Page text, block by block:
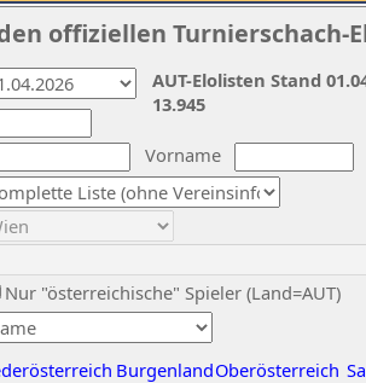
offiziellen Turnierschach-
Vorname
Nur "österreichische" Spieler (Land=AUT)
BurgenlandOberösterreich
AUT-Elolisten Stand
13.945